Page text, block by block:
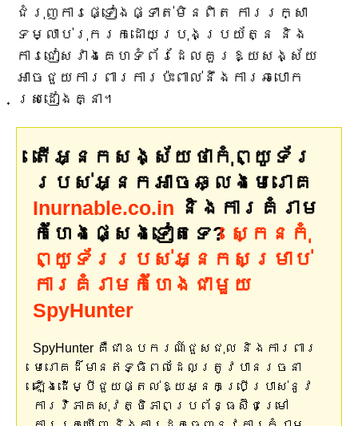
ជំរុញការផ្ទៀងផ្ទាត់មិនពិត ការរក្សា
ទម្លាប់រុករកដោយប្រុងប្រយ័ត្ន និង
ការជៀសវាងគេហទំព័រដែលគួរឱ្យសង្ស័យ
អាចជួយការពារការប៉ះពាល់នឹងការឆបោក
ស្រដៀងគ្នា។
តើអ្នកសង្ស័យថាកុំព្យូទ័រ
របស់អ្នកអាចឆ្លងមេរោគ
Inurnable.co.in និងការគំរាម
កំហែងផ្សេងទៀតទេ? ស្កេនកុំ
ព្យូទ័ររបស់អ្នកសម្រាប់
ការគំរាមកំហែងជាមួយ
SpyHunter
SpyHunter គឺជាឧបករណ៍ជួសជុល និងការពារ
មេរោគដ៏មានឥទ្ធិពលដែលត្រូវបានរចនា
ឡើងដើម្បីជួយផ្តល់ឱ្យអ្នកប្រើប្រាស់នូវ
ការវិភាគសុវត្ថិភាពប្រព័ន្ធស៊ីជម្រៅ